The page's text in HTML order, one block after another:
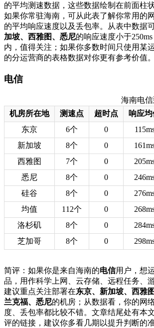
的平均测速数据，这些数据绘制在前面柱
如果你常驻海南，可从此表了解你常用的
的平均响应速度以及丢包率。从表中数据
加坡、西雅图、悉尼的响应速度小于
内，值得关注；如果你多数时间只使用某
的分运营商的表格数据对你更有参考价值。
电信
海南电
机房所在地
测速点 超时点 响应
东京
6个 0
新加坡
8个 0
西雅图
7个 0
悉尼
8个 0
硅谷
8个 0
均值
112个 0
洛杉矶
8个 0
芝加哥
8个 0
简评：如果你是来自海南的电信用户，想
品，用作科学上网、云存储、远程任务、
建议重点关注部署在东京、新加坡、西雅
兰克福、悉尼的机房；从数据看，你的网
度、丢包率都比较不错。文章结尾处有本
评的链接，建议你多看几期以提升判断的